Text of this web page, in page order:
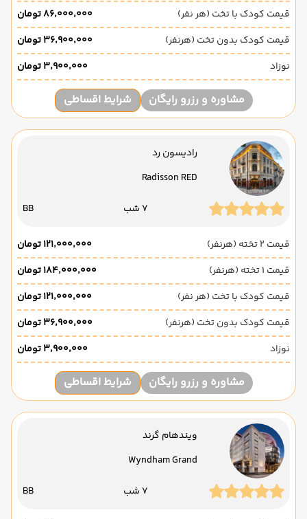
قیمت کودک با تخت (هر نفر)
۸۶٬۰۰۰٬۰۰۰ تومان
قیمت کودک بدون تخت (هرنفر)
۳۶٬۹۰۰٬۰۰۰ تومان
نوزاد
۳٬۹۰۰٬۰۰۰ تومان
مشاوره و رزرو رایگان شرایط اقساطی
رادیسون رد
Radisson RED
7 شب BB
قیمت 2 تخته (هرنفر)
۱۲۱٬۰۰۰٬۰۰۰ تومان
قیمت 1 تخته (هرنفر)
۱۸۴٬۰۰۰٬۰۰۰ تومان
قیمت کودک با تخت (هر نفر)
۱۲۱٬۰۰۰٬۰۰۰ تومان
قیمت کودک بدون تخت (هرنفر)
۳۶٬۹۰۰٬۰۰۰ تومان
نوزاد
۳٬۹۰۰٬۰۰۰ تومان
مشاوره و رزرو رایگان شرایط اقساطی
ویندهام گرند
Wyndham Grand
7 شب BB